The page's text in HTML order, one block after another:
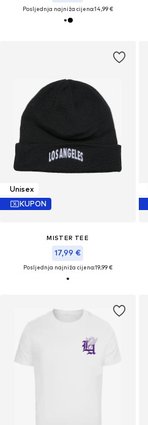
Posljednja najniža cijena:14,99 €
Unisex
KUPON
MISTER TEE
17,99 €
Posljednja najniža cijena:19,99 €